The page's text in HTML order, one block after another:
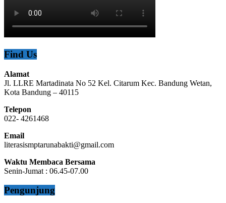
Find Us
Alamat
Jl. LLRE Martadinata No 52 Kel. Citarum Kec. Bandung Wetan,
Kota Bandung – 40115
Telepon
022- 4261468
Email
literasismptarunabakti@gmail.com
Waktu Membaca Bersama
Senin-Jumat : 06.45-07.00
Pengunjung